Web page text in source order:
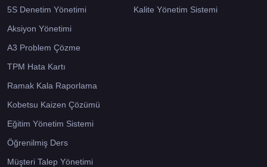
5S Denetim Yönetimi
Aksiyon Yönetimi
A3 Problem Çözme
TPM Hata Kartı
Ramak Kala Raporlama
Kobetsu Kaizen Çözümü
Eğitim Yönetim Sistemi
Öğrenilmiş Ders
Müşteri Talep Yönetimi
Kalite Yönetim Sistemi